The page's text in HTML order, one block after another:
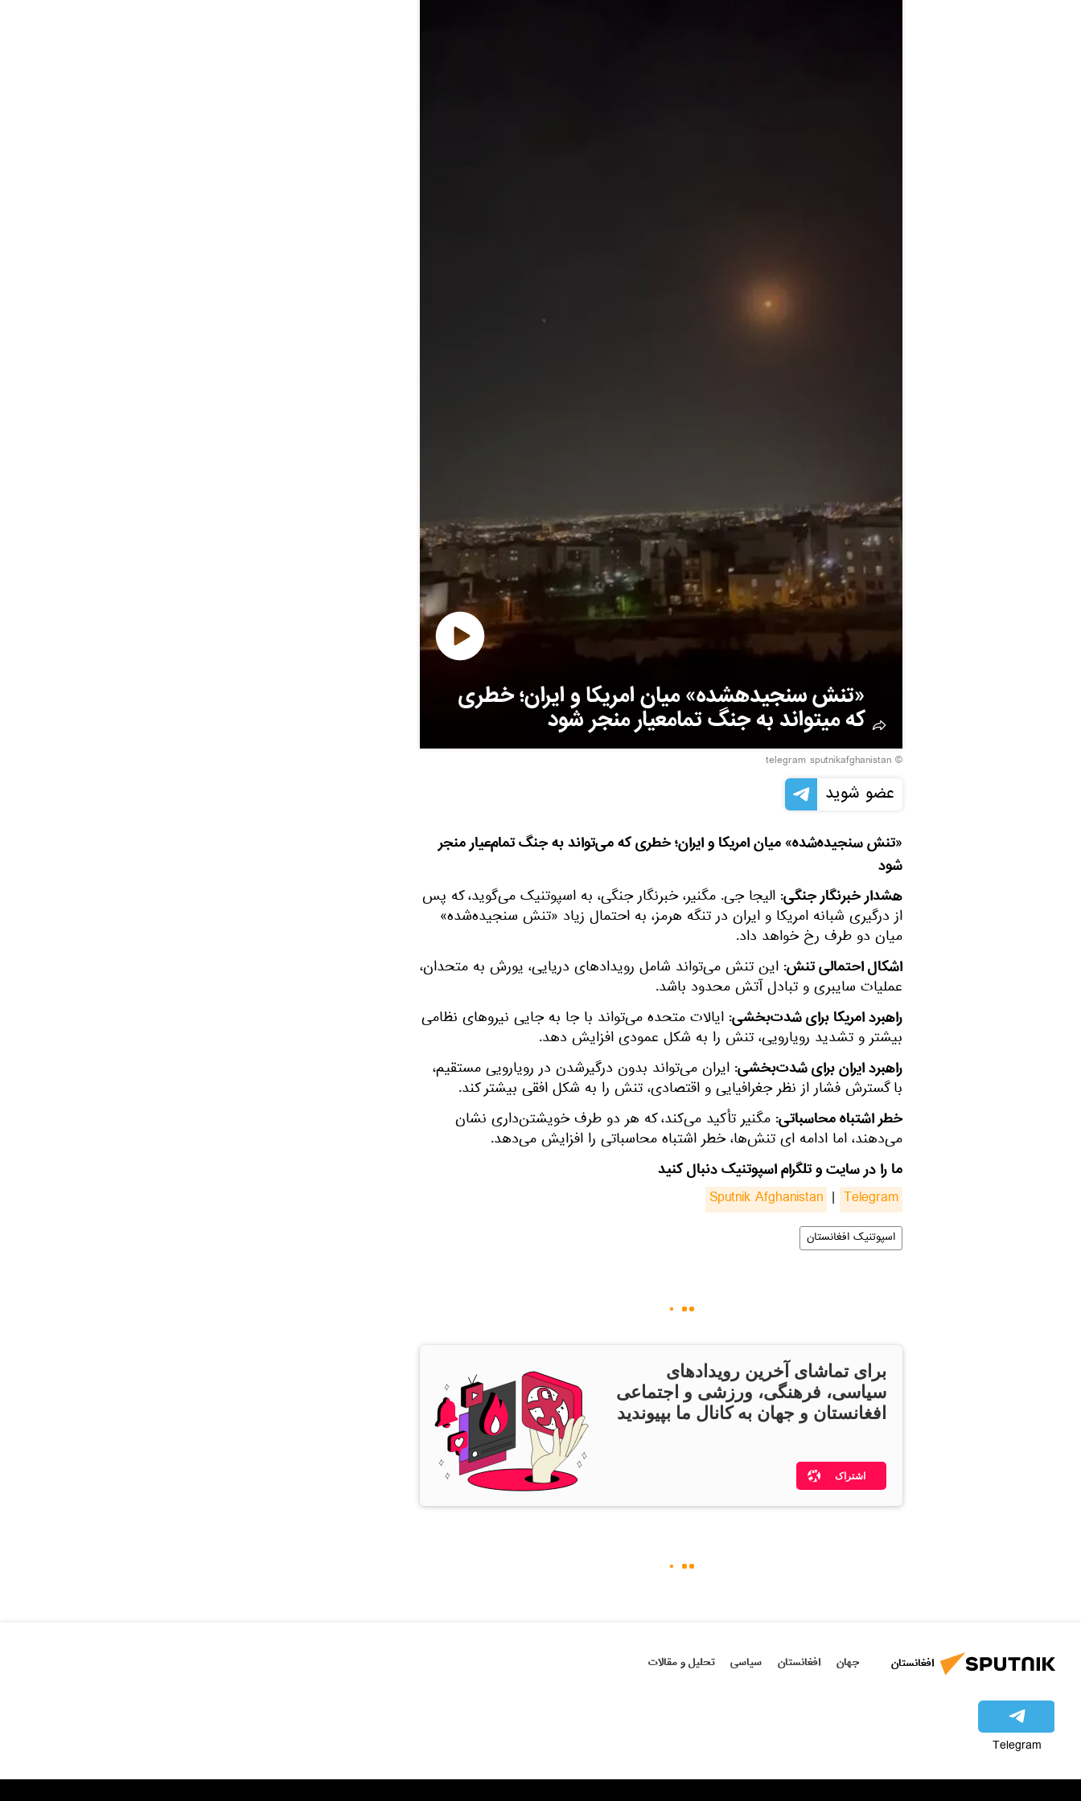
«تنش سنجیدهشده» میان امریکا و ایران؛ خطری
که میتواند به جنگ تمامعیار منجر شود
© telegram sputnikafghanistan
عضو شوید
«تنش سنجیده‌شده» میان امریکا و ایران؛ خطری که می‌تواند به جنگ تمام‌عیار منجر
شود
هشدار خبرنگار جنگی: الیجا جی. مگنیر، خبرنگار جنگی، به اسپوتنیک می‌گوید، که پس
از درگیری شبانه امریکا و ایران در تنگه هرمز، به احتمال زیاد «تنش سنجیده‌شده»
میان دو طرف رخ خواهد داد.
اشکال احتمالی تنش: این تنش می‌تواند شامل رویدادهای دریایی، یورش به متحدان،
عملیات سایبری و تبادل آتش محدود باشد.
راهبرد امریکا برای شدت‌بخشی: ایالات متحده می‌تواند با جا به جایی نیروهای نظامی
بیشتر و تشدید رویارویی، تنش را به شکل عمودی افزایش دهد.
راهبرد ایران برای شدت‌بخشی: ایران می‌تواند بدون درگیرشدن در رویارویی مستقیم،
با گسترش فشار از نظر جغرافیایی و اقتصادی، تنش را به شکل افقی بیشتر کند.
خطر اشتباه محاسباتی: مگنیر تأکید می‌کند، که هر دو طرف خویشتن‌داری نشان
می‌دهند، اما ادامه ای تنش‌ها، خطر اشتباه محاسباتی را افزایش می‌دهد.
ما را در سایت و تلگرام اسپوتنیک دنبال کنید
Sputnik Afghanistan | Telegram
اسپوتنیک افغانستان
برای تماشای آخرین رویدادهای
سیاسی، فرهنگی، ورزشی و اجتماعی
افغانستان و جهان به کانال ما بپیوندید
اشتراک
افغانستان جهان افغانستان سیاسی تحلیل و مقالات
Telegram